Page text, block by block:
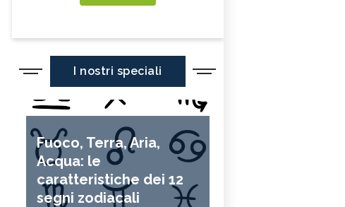
I nostri speciali
Fuoco, Terra, Aria,
Acqua: le
caratteristiche dei 12
segni zodiacali